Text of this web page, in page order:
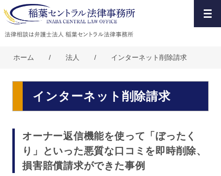
ホーム / 法人 / インターネット削除請求
インターネット削除請求
オーナー返信機能を使って「ぼったく
り」といった悪質な口コミを即時削除、
損害賠償請求ができた事例